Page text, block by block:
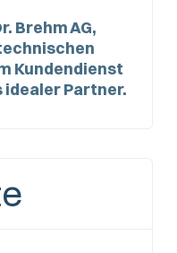
Brehm AG,
Kundendienst
Partner.